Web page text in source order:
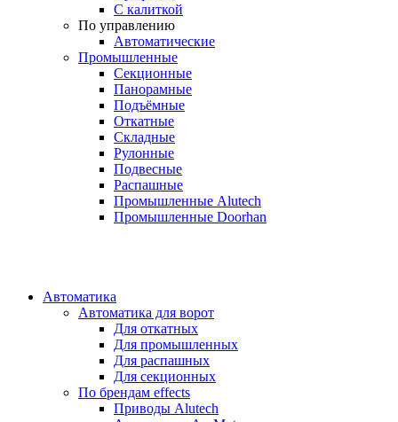
С калиткой
По управлению
Автоматические
Промышленные
Секционные
Панорамные
Подъёмные
Откатные
Складные
Рулонные
Подвесные
Распашные
Промышленные Alutech
Промышленные Doorhan
Автоматика
Автоматика для ворот
Для откатных
Для промышленных
Для распашных
Для секционных
По брендам effects
Приводы Alutech